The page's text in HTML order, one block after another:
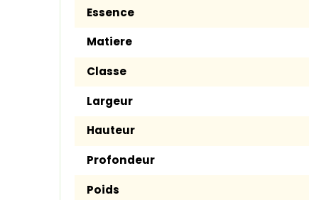
Essence
Matiere
Classe
Largeur
Hauteur
Profondeur
Poids